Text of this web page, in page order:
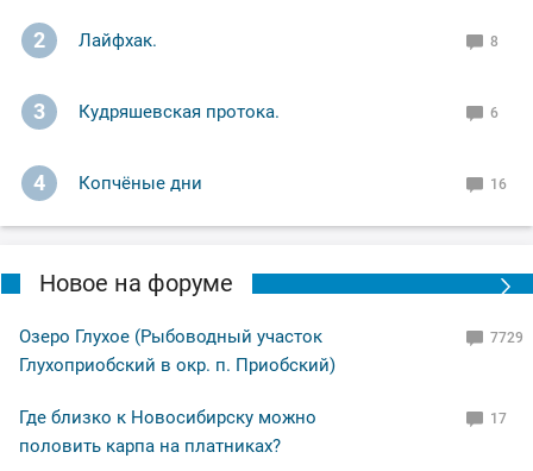
2 Лайфхак. 8
3 Кудряшевская протока. 6
4 Копчёные дни 16
Новое на форуме
Озеро Глухое (Рыбоводный участок
Глухоприобский в окр. п. Приобский)
7729
Где близко к Новосибирску можно
половить карпа на платниках?
17